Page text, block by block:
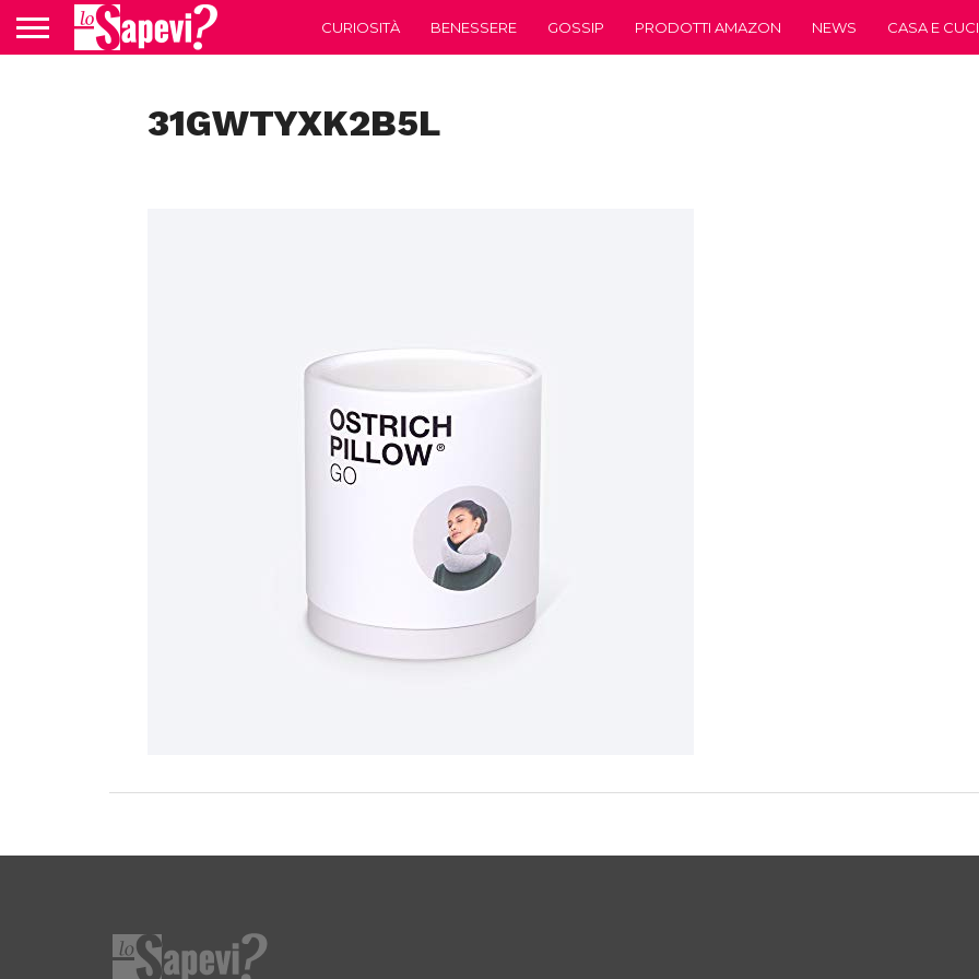
CURIOSITÀ BENESSERE GOSSIP PRODOTTI AMAZON NEWS CASA E
31GWTYXK2B5L